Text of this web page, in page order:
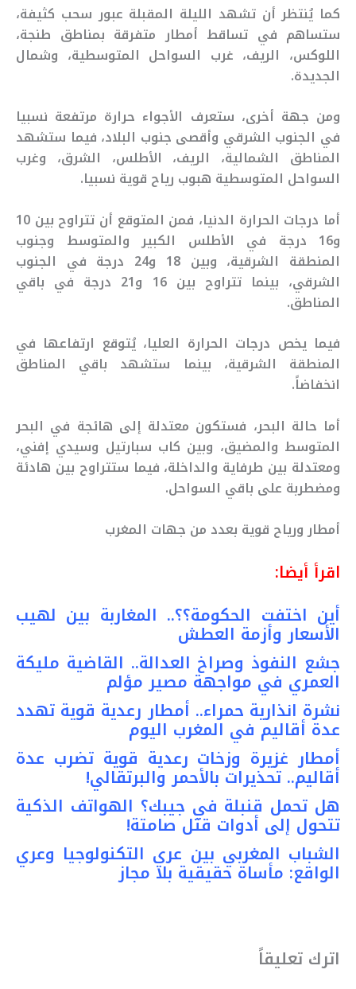
كما يُنتظر أن تشهد الليلة المقبلة عبور سحب كثيفة،
ستساهم في تساقط أمطار متفرقة بمناطق طنجة،
اللوكس، الريف، غرب السواحل المتوسطية، وشمال
الجديدة.
ومن جهة أخرى، ستعرف الأجواء حرارة مرتفعة نسبيا
في الجنوب الشرقي وأقصى جنوب البلاد، فيما ستشهد
المناطق الشمالية، الريف، الأطلس، الشرق، وغرب
السواحل المتوسطية هبوب رياح قوية نسبيا.
أما درجات الحرارة الدنيا، فمن المتوقع أن تتراوح بين 10
و16 درجة في الأطلس الكبير والمتوسط وجنوب
المنطقة الشرقية، وبين 18 و24 درجة في الجنوب
الشرقي، بينما تتراوح بين 16 و21 درجة في باقي
المناطق.
فيما يخص درجات الحرارة العليا، يُتوقع ارتفاعها في
المنطقة الشرقية، بينما ستشهد باقي المناطق
انخفاضاً.
أما حالة البحر، فستكون معتدلة إلى هائجة في البحر
المتوسط والمضيق، وبين كاب سبارتيل وسيدي إفني،
ومعتدلة بين طرفاية والداخلة، فيما ستتراوح بين هادئة
ومضطربة على باقي السواحل.
أمطار ورياح قوية بعدد من جهات المغرب
اقرأ أيضا:
أين اختفت الحكومة؟؟.. المغاربة بين لهيب
الأسعار وأزمة العطش
جشع النفوذ وصراخ العدالة.. القاضية مليكة
العمري في مواجهة مصير مؤلم
نشرة انذارية حمراء.. أمطار رعدية قوية تهدد
عدة أقاليم في المغرب اليوم
أمطار غزيرة وزخات رعدية قوية تضرب عدة
أقاليم.. تحذيرات بالأحمر والبرتقالي!
هل تحمل قنبلة في جيبك؟ الهواتف الذكية
تتحول إلى أدوات قتل صامتة!
الشباب المغربي بين عري التكنولوجيا وعري
الواقع: مأساة حقيقية بلا مجاز
اترك تعليقاً